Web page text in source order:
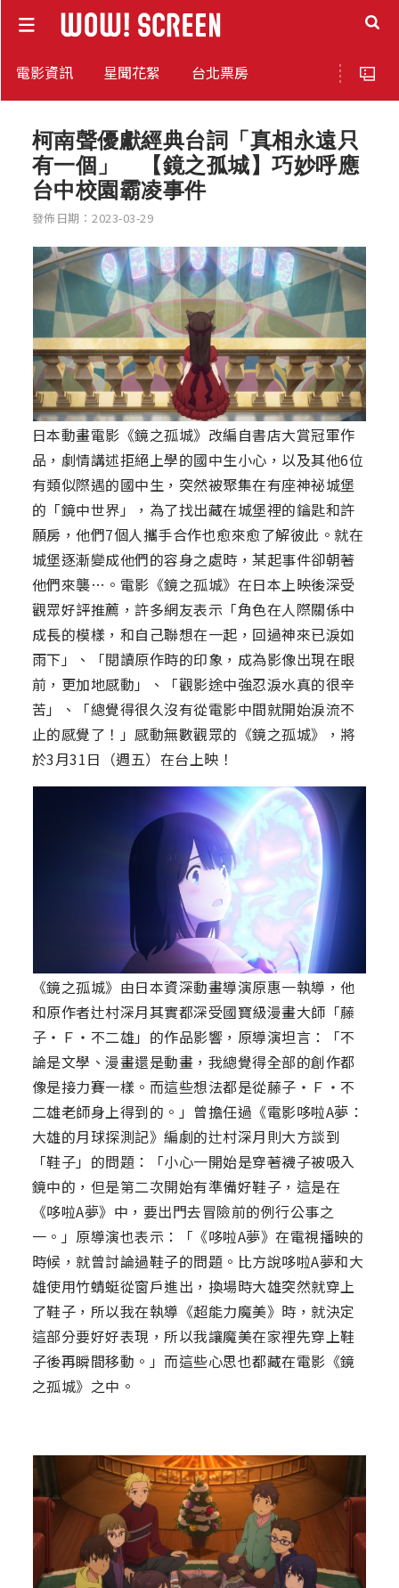
電影資訊 星聞花絮 台北票房
柯南聲優獻經典台詞「真相永遠只
有一個」 【鏡之孤城】巧妙呼應
台中校園霸凌事件
發佈日期：2023-03-29
日本動畫電影《鏡之孤城》改編自書店大賞冠軍作
品，劇情講述拒絕上學的國中生小心，以及其他6位
有類似際遇的國中生，突然被聚集在有座神祕城堡
的「鏡中世界」，為了找出藏在城堡裡的鑰匙和許
願房，他們7個人攜手合作也愈來愈了解彼此。就在
城堡逐漸變成他們的容身之處時，某起事件卻朝著
他們來襲…。電影《鏡之孤城》在日本上映後深受
觀眾好評推薦，許多網友表示「角色在人際關係中
成長的模樣，和自己聯想在一起，回過神來已淚如
雨下」、「閱讀原作時的印象，成為影像出現在眼
前，更加地感動」、「觀影途中強忍淚水真的很辛
苦」、「總覺得很久沒有從電影中間就開始淚流不
止的感覺了！」感動無數觀眾的《鏡之孤城》，將
於3月31日（週五）在台上映！
《鏡之孤城》由日本資深動畫導演原惠一執導，他
和原作者辻村深月其實都深受國寶級漫畫大師「藤
子・Ｆ・不二雄」的作品影響，原導演坦言：「不
論是文學、漫畫還是動畫，我總覺得全部的創作都
像是接力賽一樣。而這些想法都是從藤子・Ｆ・不
二雄老師身上得到的。」曾擔任過《電影哆啦A夢：
大雄的月球探測記》編劇的辻村深月則大方談到
「鞋子」的問題：「小心一開始是穿著襪子被吸入
鏡中的，但是第二次開始有準備好鞋子，這是在
《哆啦A夢》中，要出門去冒險前的例行公事之
一。」原導演也表示：「《哆啦A夢》在電視播映的
時候，就曾討論過鞋子的問題。比方說哆啦A夢和大
雄使用竹蜻蜓從窗戶進出，換場時大雄突然就穿上
了鞋子，所以我在執導《超能力魔美》時，就決定
這部分要好好表現，所以我讓魔美在家裡先穿上鞋
子後再瞬間移動。」而這些心思也都藏在電影《鏡
之孤城》之中。